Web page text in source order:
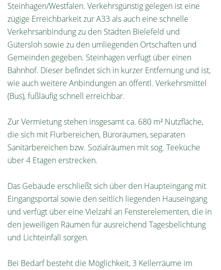
Steinhagen/Westfalen. Verkehrsgünstig gelegen ist eine
zügige Erreichbarkeit zur A33 als auch eine schnelle
Verkehrsanbindung zu den Städten Bielefeld und
Gütersloh sowie zu den umliegenden Ortschaften und
Gemeinden gegeben. Steinhagen verfügt über einen
Bahnhof. Dieser befindet sich in kurzer Entfernung und ist,
wie auch weitere Anbindungen an öffentl. Verkehrsmittel
(Bus), fußläufig schnell erreichbar.
Zur Vermietung stehen insgesamt ca. 680 m² Nutzfläche,
die sich mit Flurbereichen, Büroräumen, separaten
Sanitärbereichen bzw. Sozialräumen mit sog. Teeküche
über 4 Etagen erstrecken.
Das Gebäude erschließt sich über den Haupteingang mit
Eingangsportal sowie den seitlich liegenden Hauseingang
und verfügt über eine Vielzahl an Fensterelementen, die in
den jeweiligen Räumen für ausreichend Tagesbelichtung
und Lichteinfall sorgen.
Bei Bedarf besteht die Möglichkeit, 3 Kellerräume im